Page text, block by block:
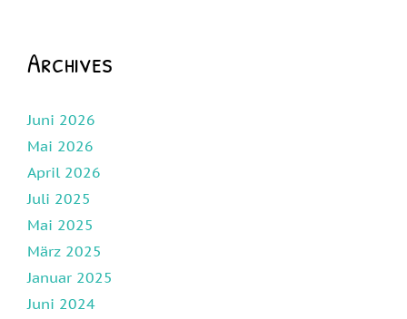
Archives
Juni 2026
Mai 2026
April 2026
Juli 2025
Mai 2025
März 2025
Januar 2025
Juni 2024